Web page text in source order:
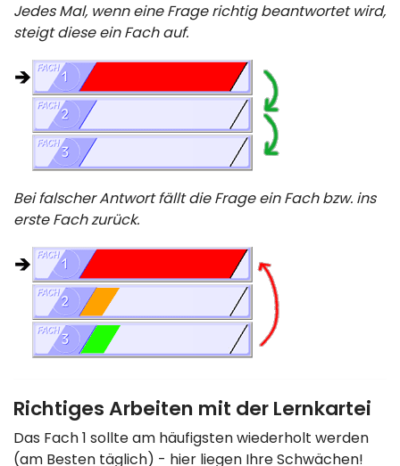
Jedes Mal, wenn eine Frage richtig beantwortet wird,
steigt diese ein Fach auf.
Bei falscher Antwort fällt die Frage ein Fach bzw. ins
erste Fach zurück.
Richtiges Arbeiten mit der Lernkartei
Das Fach 1 sollte am häufigsten wiederholt werden
(am Besten täglich) - hier liegen Ihre Schwächen!